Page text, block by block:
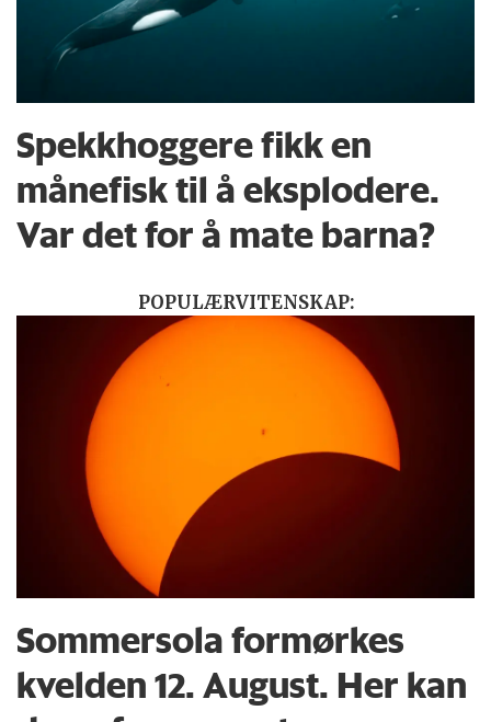
Spekkhoggere fikk en
månefisk til å eksplodere.
Var det for å mate barna?
POPULÆRVITENSKAP:
Sommersola formørkes
kvelden 12. August. Her kan